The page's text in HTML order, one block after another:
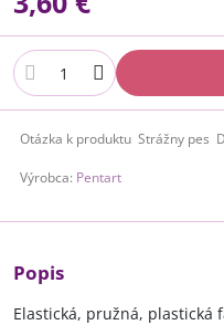
Otázka k produktu Strážny pes
Výrobca: Pentart
Popis
Elastická, pružná, plastická